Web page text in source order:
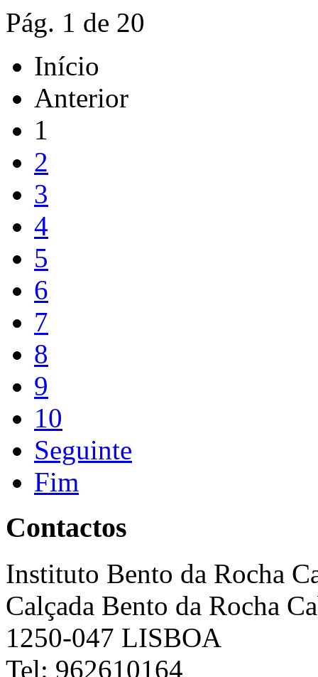
Pág. 1 de 20
Início
Anterior
1
2
3
4
5
6
7
8
9
10
Seguinte
Fim
Contactos
Instituto Bento da Rocha
Calçada Bento da Rocha
1250-047 LISBOA
Tel: 962610164